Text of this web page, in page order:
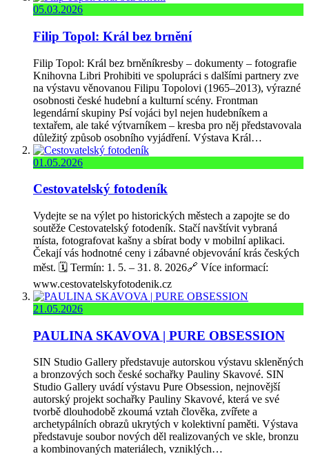
05.03.2026
Filip Topol: Král bez brnění
Filip Topol: Král bez brněníkresby – dokumenty – fotografie
Knihovna Libri Prohibiti ve spolupráci s dalšími partnery zve
na výstavu věnovanou Filipu Topolovi (1965–2013), výrazné
osobnosti české hudební a kulturní scény. Frontman
legendární skupiny Psí vojáci byl nejen hudebníkem a
textařem, ale také výtvarníkem – kresba pro něj představovala
důležitý způsob osobního vyjádření. Výstava Král…
01.05.2026
Cestovatelský fotodeník
Vydejte se na výlet po historických městech a zapojte se do
soutěže Cestovatelský fotodeník. Stačí navštívit vybraná
místa, fotografovat kašny a sbírat body v mobilní aplikaci.
Čekají vás hodnotné ceny i zábavné objevování krás českých
měst. 🗓️ Termín: 1. 5. – 31. 8. 2026🔗 Více informací:
www.cestovatelskyfotodenik.cz
21.05.2026
PAULINA SKAVOVA | PURE OBSESSION
SIN Studio Gallery představuje autorskou výstavu skleněných
a bronzových soch české sochařky Pauliny Skavové. SIN
Studio Gallery uvádí výstavu Pure Obsession, nejnovější
autorský projekt sochařky Pauliny Skavové, která ve své
tvorbě dlouhodobě zkoumá vztah člověka, zvířete a
archetypálních obrazů ukrytých v kolektivní paměti. Výstava
představuje soubor nových děl realizovaných ve skle, bronzu
a kombinovaných materiálech, vzniklých…